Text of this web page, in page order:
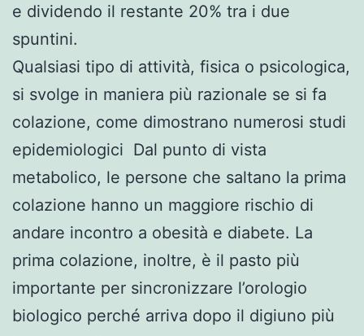
e dividendo il restante 20% tra i due
spuntini.
Qualsiasi tipo di attività, fisica o psicologica,
si svolge in maniera più razionale se si fa
colazione, come dimostrano numerosi studi
epidemiologici Dal punto di vista
metabolico, le persone che saltano la prima
colazione hanno un maggiore rischio di
andare incontro a obesità e diabete. La
prima colazione, inoltre, è il pasto più
importante per sincronizzare l’orologio
biologico perché arriva dopo il digiuno più